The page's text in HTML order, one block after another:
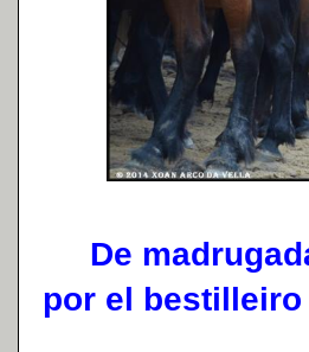
De
por el